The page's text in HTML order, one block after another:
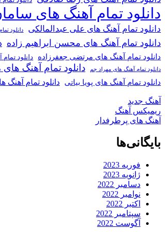
دانلود تمام آهنگ های
دانلود تمام آهنگ های علی عبدالمالکی دانلود
دانلود تمام آهنگ های محسن ابراهیم زاده
دانلود تمام آهنگ های مرتضی جعفرزاده دانلود
دانلود تمام آهنگ های مهراد جم دانلود تمام آهنگ های
دانلود تمام آهنگ های پویا بیاتی دانلود تمام آهنگ
آهنگ جدید
ریمیکس آهنگ
آهنگ های پرطرفدار
بایگانی‌ها
فوریه 2023
ژانویه 2023
دسامبر 2022
نوامبر 2022
اکتبر 2022
سپتامبر 2022
آگوست 2022